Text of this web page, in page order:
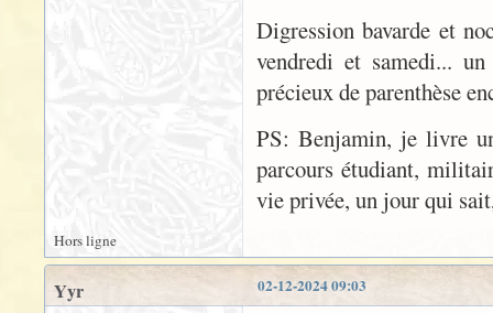
Digression bavarde et
vendredi et samedi...
précieux de parenthèse
PS: Benjamin, je livre
parcours étudiant,
vie privée, un jour qui
Hors ligne
02-12-2024 09:03
Yyr